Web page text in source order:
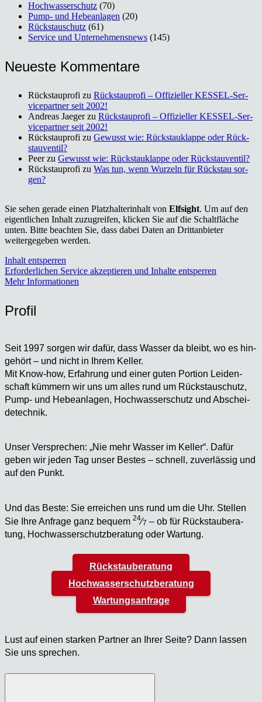
Hochwasserschutz (70)
Pump- und Hebeanlagen (20)
Rückstauschutz (61)
Service und Unternehmensnews (145)
Neu­es­te Kom­men­ta­re
Rückstauprofi zu Rück­stau­pro­fi – Offi­zi­el­ler KES­SEL-Ser­
vice­part­ner seit 2002!
Andreas Jaegerzu Rück­stau­pro­fi – Offi­zi­el­ler KES­SEL-Ser­
vice­part­ner seit 2002!
Rückstauprofi zu Gewusst wie: Rück­stau­klap­pe oder Rück­
stau­ven­til?
Peerzu Gewusst wie: Rück­stau­klap­pe oder Rück­stau­ven­til?
Rückstauprofi zu Was tun, wenn Wur­zeln für Rück­stau sor­
gen?
Sie sehen gerade einen Platzhalterinhalt von Elfsight. Um auf den
eigentlichen Inhalt zuzugreifen, klicken Sie auf die Schaltfläche
unten. Bitte beachten Sie, dass dabei Daten an Drittanbieter
weitergegeben werden.
Inhalt entsperren
Erforderlichen Service akzeptieren und Inhalte entsperren
Mehr Informationen
Pro­fil
Seit 1997 sor­gen wir dafür, dass Was­ser da bleibt, wo es hin­
ge­hört – und nicht in Ihrem Kel­ler.
Mit Know-how, Erfah­rung und einer guten Por­ti­on Lei­den­
schaft küm­mern wir uns um alles rund um Rückstau­schutz,
Pump- und Hebe­an­la­gen, Hoch­was­ser­schutz und Abschei­
de­tech­nik.
Unser Ver­spre­chen: „Nie mehr Was­ser im Kel­ler“. Dafür
geben wir jeden Tag unser Bes­tes – schnell, zuver­läs­sig und
auf den Punkt.
Und das Bes­te: Sie errei­chen uns rund um die Uhr. Stel­len
Sie Ihre Anfra­ge ganz bequem 24⁄7 – ob für Rück­stau­be­ra­
tung, Hoch­was­ser­schutz­be­ra­tung oder War­tung.
Rückstauberatung
Hochwasserschutzberatung
Wartungsanfrage
Lust auf einen star­ken Part­ner an Ihrer Sei­te? Dann las­sen
Sie uns spre­chen.